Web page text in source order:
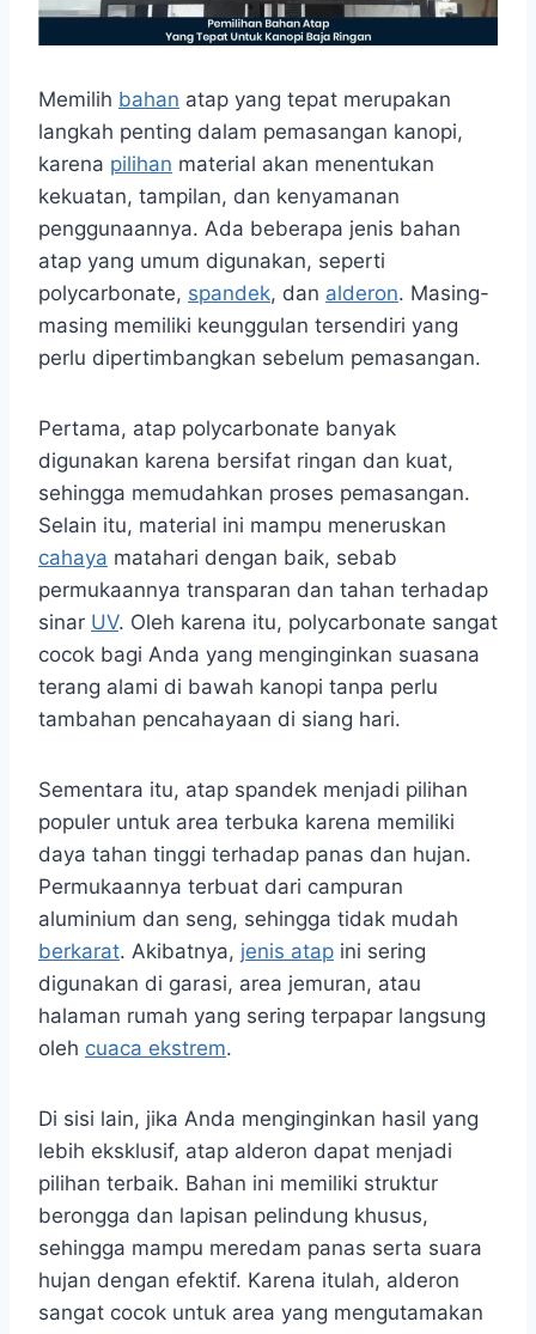
Memilih bahan atap yang tepat merupakan
langkah penting dalam pemasangan kanopi,
karena pilihan material akan menentukan
kekuatan, tampilan, dan kenyamanan
penggunaannya. Ada beberapa jenis bahan
atap yang umum digunakan, seperti
polycarbonate, spandek, dan alderon. Masing-
masing memiliki keunggulan tersendiri yang
perlu dipertimbangkan sebelum pemasangan.
Pertama, atap polycarbonate banyak
digunakan karena bersifat ringan dan kuat,
sehingga memudahkan proses pemasangan.
Selain itu, material ini mampu meneruskan
cahaya matahari dengan baik, sebab
permukaannya transparan dan tahan terhadap
sinar UV. Oleh karena itu, polycarbonate sangat
cocok bagi Anda yang menginginkan suasana
terang alami di bawah kanopi tanpa perlu
tambahan pencahayaan di siang hari.
Sementara itu, atap spandek menjadi pilihan
populer untuk area terbuka karena memiliki
daya tahan tinggi terhadap panas dan hujan.
Permukaannya terbuat dari campuran
aluminium dan seng, sehingga tidak mudah
berkarat. Akibatnya, jenis atap ini sering
digunakan di garasi, area jemuran, atau
halaman rumah yang sering terpapar langsung
oleh cuaca ekstrem.
Di sisi lain, jika Anda menginginkan hasil yang
lebih eksklusif, atap alderon dapat menjadi
pilihan terbaik. Bahan ini memiliki struktur
berongga dan lapisan pelindung khusus,
sehingga mampu meredam panas serta suara
hujan dengan efektif. Karena itulah, alderon
sangat cocok untuk area yang mengutamakan